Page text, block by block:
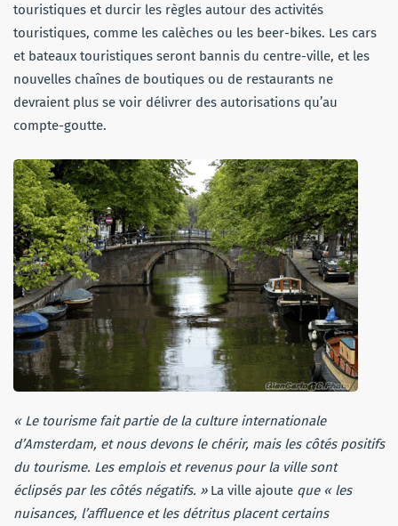
touristiques et durcir les règles autour des activités
touristiques, comme les calèches ou les beer-bikes. Les cars
et bateaux touristiques seront bannis du centre-ville, et les
nouvelles chaînes de boutiques ou de restaurants ne
devraient plus se voir délivrer des autorisations qu’au
compte-goutte.
« Le tourisme fait partie de la culture internationale
d’Amsterdam, et nous devons le chérir, mais les côtés positifs
du tourisme. Les emplois et revenus pour la ville sont
éclipsés par les côtés négatifs. » La ville ajoute que « les
nuisances, l’affluence et les détritus placent certains